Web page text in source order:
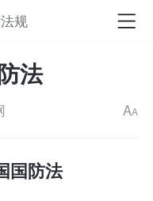
规
法
AA
国防法